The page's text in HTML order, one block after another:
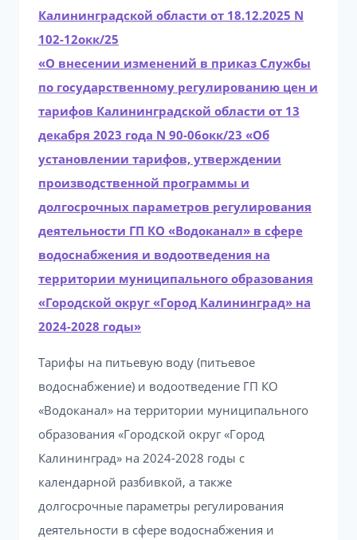
Калининградской области от 18.12.2025 N
102-12окк/25
«О внесении изменений в приказ Службы
по государственному регулированию цен и
тарифов Калининградской области от 13
декабря 2023 года N 90-06окк/23 «Об
установлении тарифов, утверждении
производственной программы и
долгосрочных параметров регулирования
деятельности ГП КО «Водоканал» в сфере
водоснабжения и водоотведения на
территории муниципального образования
«Городской округ «Город Калининград» на
2024-2028 годы»
Тарифы на питьевую воду (питьевое
водоснабжение) и водоотведение ГП КО
«Водоканал» на территории муниципального
образования «Городской округ «Город
Калининград» на 2024-2028 годы с
календарной разбивкой, а также
долгосрочные параметры регулирования
деятельности в сфере водоснабжения и